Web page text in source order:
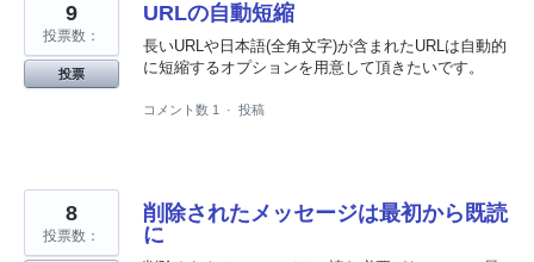
URLの自動短縮
長いURLや日本語(全角文字)が含まれたURLは自動的
に短縮するオプションを用意して頂きたいです。
9
投票数：
投票
コメント数 1 · 投稿
削除されたメッセージは最初から既読
に
8
投票数：